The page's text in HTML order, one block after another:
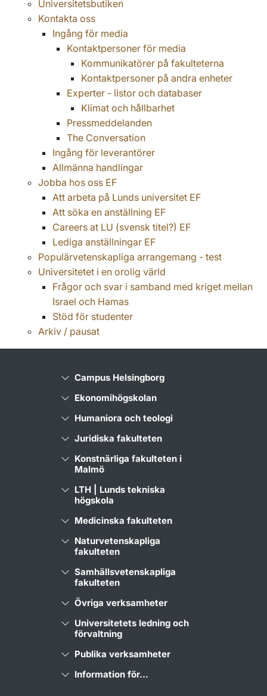
Universitetsbutiken
Kontakta oss
Ingång för media
Kontaktpersoner för media
Kommunikatörer på fakulteterna
Kontaktpersoner på andra enheter
Experter - listor och databaser
Klimat och hållbarhet
Pressmeddelanden
The Conversation
Ingång för leverantörer
Allmänna handlingar
Jobba hos oss EF
Att arbeta på Lunds universitet EF
Att söka en anställning EF
Careers at LU (svensk titel?) EF
Lediga anställningar EF
Populärvetenskapliga arrangemang - test
Universitetet i en orolig värld
Frågor och svar i samband med kriget mellan
Israel och Hamas
Stöd för studenter
Arkiv / pausat
Campus Helsingborg
Ekonomihögskolan
Humaniora och teologi
Juridiska fakulteten
Konstnärliga fakulteten i
Malmö
LTH | Lunds tekniska
högskola
Medicinska fakulteten
Naturvetenskapliga
fakulteten
Samhällsvetenskapliga
fakulteten
Övriga verksamheter
Universitetets ledning och
förvaltning
Publika verksamheter
Information för...